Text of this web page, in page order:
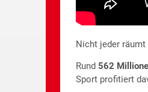
Nicht jeder
Rund 562
Sport profitiert